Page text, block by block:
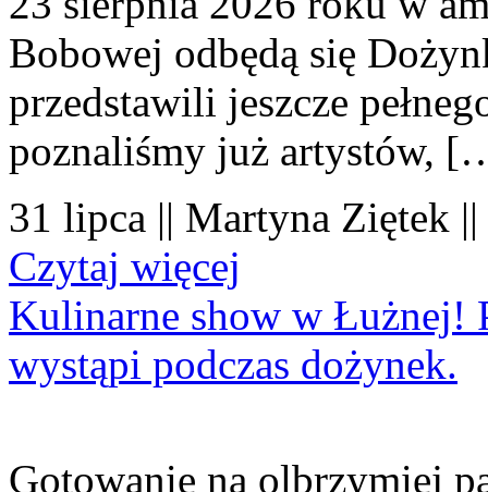
Bobowej odbędą się
przedstawili jeszcze
poznaliśmy już artystów,
31 lipca || Martyna Ziętek
Czytaj więcej
Kulinarne show w Łużnej!
wystąpi podczas dożynek.
Gotowanie na olbrzymiej